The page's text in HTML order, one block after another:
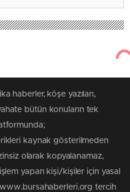
haberler, köşe yazıları,
bütün konuların tek
kaynak gösterilmeden
olarak kopyalanamaz,
yapan kişi/kişiler için yasal
www.bursahaberleri.org tercih